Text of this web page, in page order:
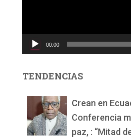
c
d
00:00
TENDENCIAS
Crean en
Conferencia
paz, : “Mitad